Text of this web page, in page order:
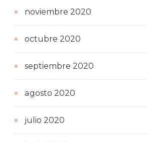
noviembre 2020
octubre 2020
septiembre 2020
agosto 2020
julio 2020